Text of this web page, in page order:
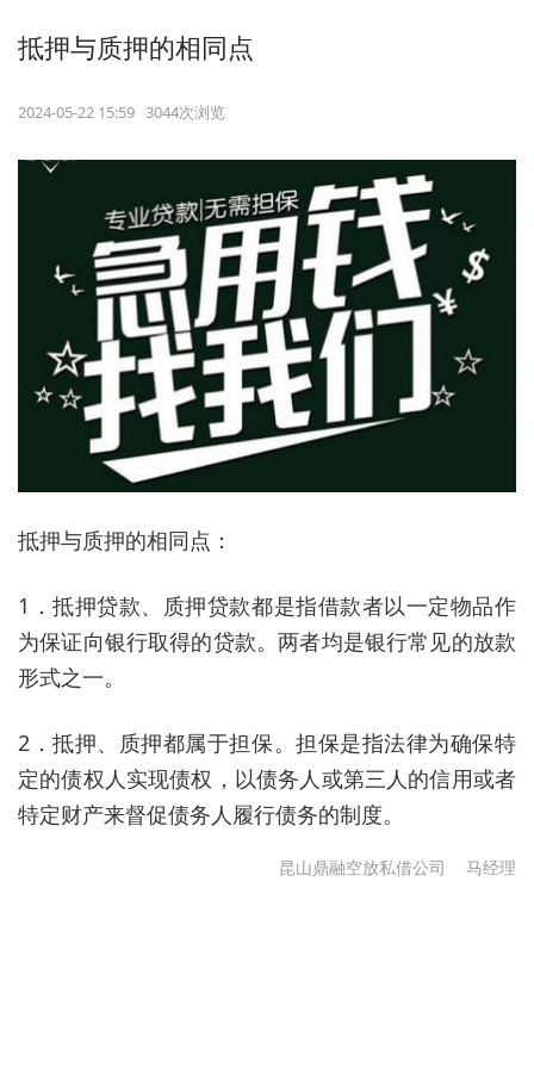
抵押与质押的相同点
2024-05-22 15:59 3044次浏览
抵押与质押的相同点：
1．抵押贷款、质押贷款都是指借款者以一定物品作
为保证向银行取得的贷款。两者均是银行常见的放款
形式之一。
2．抵押、质押都属于担保。担保是指法律为确保特
定的债权人实现债权，以债务人或第三人的信用或者
特定财产来督促债务人履行债务的制度。
昆山鼎融空放私借公司 马经理